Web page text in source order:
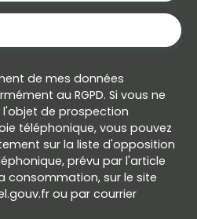
de mes données
au RGPD. Si vous ne
de prospection
téléphonique, vous pouvez
sur la liste d'opposition
prévu par l'article
consommation, sur le site
ou par courrier